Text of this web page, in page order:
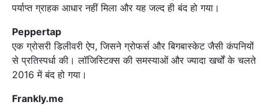
पर्याप्त ग्राहक आधार नहीं मिला और यह जल्द ही बंद हो गया।
Peppertap
एक ग्रोसरी डिलीवरी ऐप, जिसने ग्रोफर्स और बिगबास्केट जैसी कंपनियों
से प्रतिस्पर्धा की। लॉजिस्टिक्स की समस्याओं और ज्यादा खर्चों के चलते
2016 में बंद हो गया।
Frankly.me